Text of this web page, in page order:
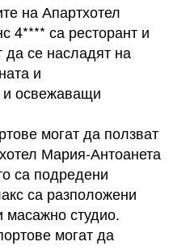
на Апартхотел
4**** са ресторант и
да се насладят на
и
и освежаващи
могат да ползват
Мария-Антоанета
са подредени
са разположени
студио.
могат да